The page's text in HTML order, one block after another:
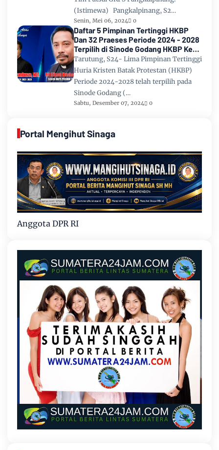
(Istimewa) Pangkalpinang, S2…
Senin, Mei 06, 2024 0
Daftar 5 Pimpinan Tertinggi HKBP
Dan 32 Praeses Periode 2024 - 2028
Terpilih di Sinode Godang HKBP Ke
67 Tahun 2024
Tarutung, S24- Lima Pimpinan Tertinggi
Huria Kristen Batak Protestan (HKBP)
Periode 2024-2028 telah terpilih pada
Sinode Godang (…
Sabtu, Desember 07, 2024 0
Portal Mengihut Sinaga
Anggota DPR RI